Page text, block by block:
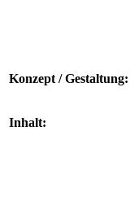
Konzept / Gestaltung:
Inhalt: